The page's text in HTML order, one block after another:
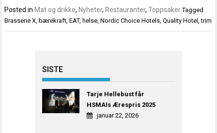
Posted in Mat og drikke, Nyheter, Restauranter,Toppsaker Tagged
Brasserie X, bærekraft,EAT, helse,Nordic Choice Hotels,Quality Hotel,trim
SISTE
Tarje Hellebust får
HSMAIs Ærespris 2025
januar 22, 2026